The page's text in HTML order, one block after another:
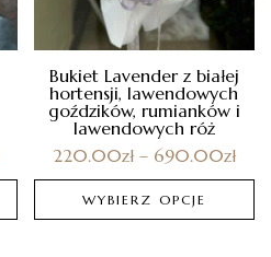
Bukiet Lavender z białej
hortensji, lawendowych
goździków, rumianków i
lawendowych róż
220.00zł– 690.00zł
WYBIERZ OPCJE